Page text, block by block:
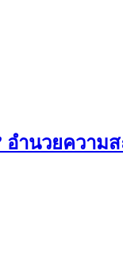
อำนวยควา